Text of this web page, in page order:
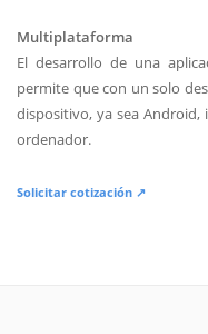
Multiplataforma
El desarrollo de una
permite que con un solo
dispositivo, ya sea Android,
ordenador.
Solicitar cotización ↗